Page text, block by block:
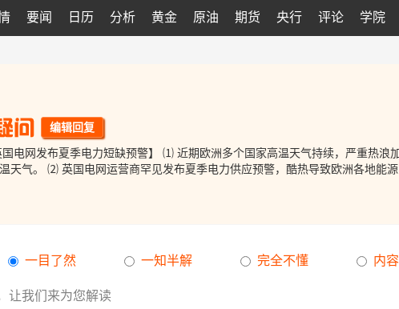
要闻 日历 分析 黄金 原油 期货 央行 评论 学院
警】 ⑴ 近期欧洲多个国家高温天气持续，严重热浪加剧干旱和野火风险，欧洲
即将迎来新一轮高温天气。 ⑵ 英国电网运营商罕见发布夏季电力供应预警，酷热导致欧洲各地
编辑回复
一目了然 一知半解 完全不懂 内
让我们来为您解读